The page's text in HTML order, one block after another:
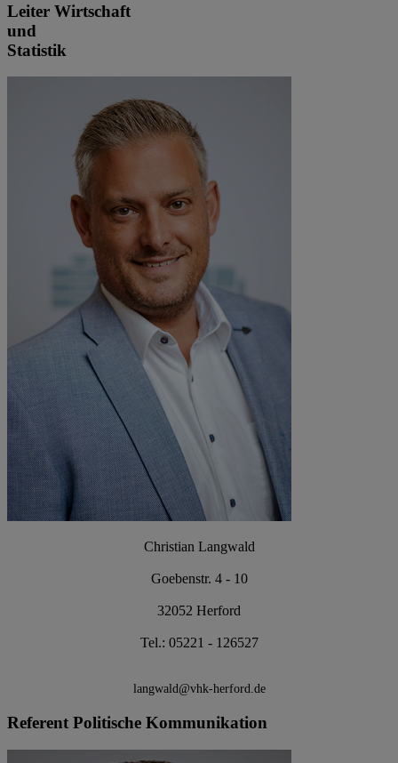
Leiter Wirtschaft
und
Statistik
Christian Langwald
Goebenstr. 4 - 10
32052 Herford
Tel.: 05221 - 126527
langwald@vhk-herford.de
Referent Politische Kommunikation